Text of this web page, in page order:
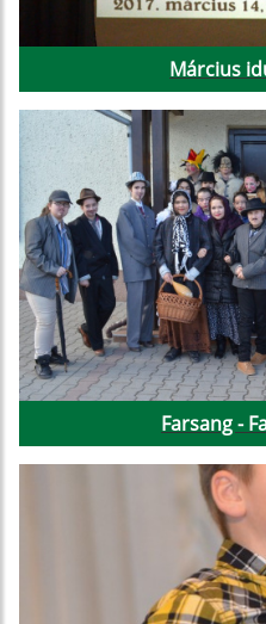
Március
Farsang -